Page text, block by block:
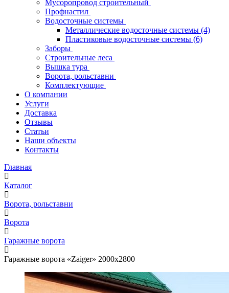
Мусоропровод строительный
Профнастил
Водосточные системы
Металлические водосточные системы (4)
Пластиковые водосточные системы (6)
Заборы
Строительные леса
Вышка тура
Ворота, рольставни
Комплектующие
О компании
Услуги
Доставка
Отзывы
Статьи
Наши объекты
Контакты
Главная
Каталог
Ворота, рольставни
Ворота
Гаражные ворота
Гаражные ворота «Zaiger» 2000x2800